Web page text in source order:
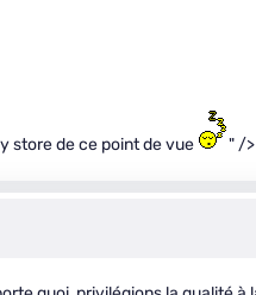
store de ce point de vue " />